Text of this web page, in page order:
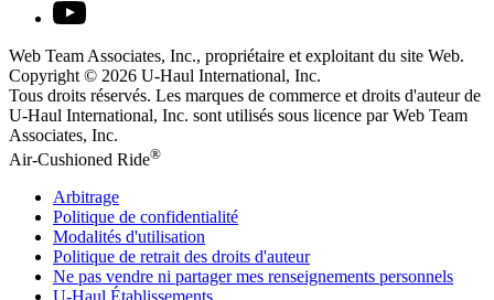
Web Team Associates, Inc., propriétaire et exploitant du site Web.
Copyright © 2026 U-Haul International, Inc.
Tous droits réservés. Les marques de commerce et droits d'auteur de
U-Haul International, Inc. sont utilisés sous licence par Web Team
Associates, Inc.
Air-Cushioned Ride®
Arbitrage
Politique de confidentialité
Modalités d'utilisation
Politique de retrait des droits d'auteur
Ne pas vendre ni partager mes renseignements personnels